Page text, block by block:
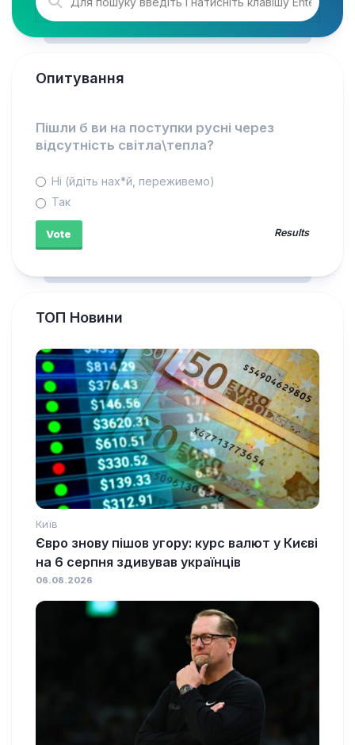
Опитування
Пішли б ви на поступки русні через
відсутність світла\тепла?
Ні (йдіть нах*й, переживемо)
Так
Results
ТОП Новини
Київ
Євро знову пішов угору: курс валют у Києві
на 6 серпня здивував українців
06.08.2026